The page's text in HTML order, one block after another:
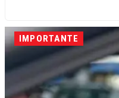
IMPORTANTE